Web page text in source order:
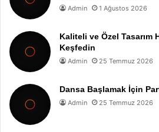
Admin 1 Ağustos 2026
Kaliteli ve Özel Tasarım
Keşfedin
Admin 25 Temmuz 2026
Dansa Başlamak İçin
Admin 25 Temmuz 2026